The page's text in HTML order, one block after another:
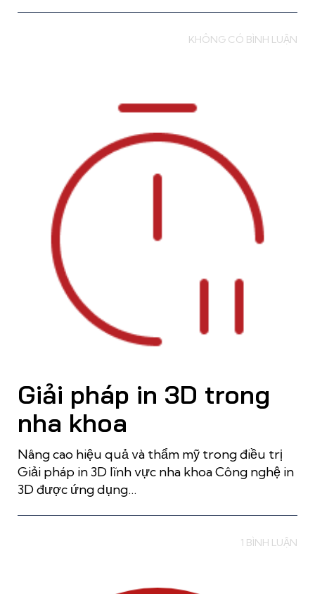
KHÔNG CÓ BÌNH LUẬN
Giải pháp in 3D trong
nha khoa
Nâng cao hiệu quả và thẩm mỹ trong điều trị
Giải pháp in 3D lĩnh vực nha khoa Công nghệ in
3D được ứng dụng…
1 BÌNH LUẬN